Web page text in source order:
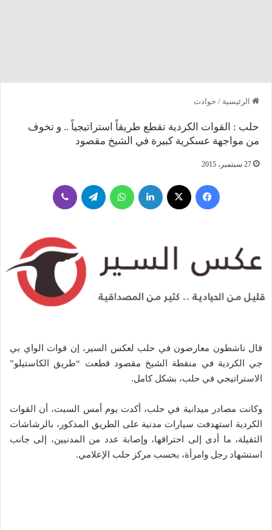
الرئيسية / حوادث
حلب : القوات الكردية تقطع طريقاً استراتيجياً .. و تخوف
من مواجهة عسكرية كبيرة في الشيخ مقصود
27 سبتمبر، 2015
فيسبوك لينكدإن واتساب تيلقرام
قال ناشطون معارضون في حلب لعكس السير، إن قوات الواي بي
جي الكردية في منقطة الشيخ مقصود قطعت “طريق الكاستيلو”
الاستراتيجي في حلب، بشكل كامل.
وكانت مصادر ميدانية في حلب، أكدت يوم أمس السبت، أن القوات
الكردية استهدفت سيارات مدنية على الطريق المذكور، بالرشاشات
الثقيلة، ما أدى إلى احتراقها، وإصابة عدد من المدنيين، إلى جانب
استشهاد رجل وامرأة، بحسب مركز حلب الإعلامي.